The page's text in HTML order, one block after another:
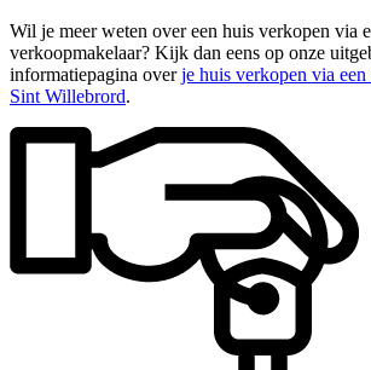
Wil je meer weten over een huis verkopen via
verkoopmakelaar? Kijk dan eens op onze
informatiepagina overje huis verkopen via
Sint Willebrord.